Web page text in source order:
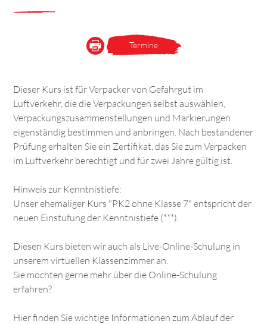
Termine
Dieser Kurs ist für Verpacker von Gefahrgut im
Luftverkehr, die die Verpackungen selbst auswählen,
Verpackungszusammenstellungen und Markierungen
eigenständig bestimmen und anbringen. Nach bestandener
Prüfung erhalten Sie ein Zertifikat, das Sie zum Verpacken
im Luftverkehr berechtigt und für zwei Jahre gültig ist.
Hinweis zur Kenntnistiefe:
Unser ehemaliger Kurs "PK2 ohne Klasse 7" entspricht der
neuen Einstufung der Kenntnistiefe (***).
Diesen Kurs bieten wir auch als Live-Online-Schulung in
unserem virtuellen Klassenzimmer an.
Sie möchten gerne mehr über die Online-Schulung
erfahren?
Hier finden Sie wichtige Informationen zum Ablauf der